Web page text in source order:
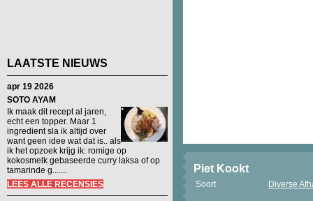
LAATSTE NIEUWS
apr 19 2026
SOTO AYAM
Ik maak dit recept al jaren,
echt een topper. Maar 1
ingredient sla ik altijd over
want geen idee wat dat is.. als
ik het opzoek krijg ik: romige op
kokosmelk gebaseerde curry laksa of op
tamarinde g.......
LEES ALLE RECENSIES
Piet Kookt
Soort Diverse